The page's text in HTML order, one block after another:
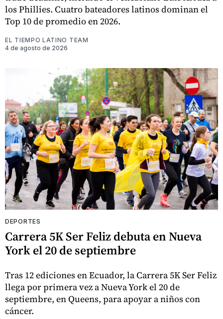
los Phillies. Cuatro bateadores latinos dominan el
Top 10 de promedio en 2026.
EL TIEMPO LATINO TEAM
4 de agosto de 2026
DEPORTES
Carrera 5K Ser Feliz debuta en Nueva
York el 20 de septiembre
Tras 12 ediciones en Ecuador, la Carrera 5K Ser Feliz
llega por primera vez a Nueva York el 20 de
septiembre, en Queens, para apoyar a niños con
cáncer.